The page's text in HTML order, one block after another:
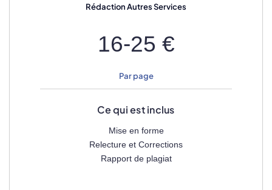
RédactionAutres Services
16-25 €
Par page
Ce qui est inclus
Mise en forme
Relecture et Corrections
Rapport de plagiat